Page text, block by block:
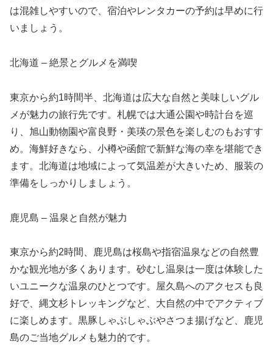
は混雑しやすいので、宿泊やレンタカーの予約は早めに行
いましょう。
北海道 – 絶景とグルメを満喫
東京から約1時間半、北海道は広大な自然と美味しいグル
メが魅力の旅行先です。札幌では大通公園や時計台を巡
り、旭山動物園や富良野・美瑛の景色を楽しむのもおすす
め。海鮮好きなら、小樽や函館で新鮮な海の幸を堪能でき
ます。北海道は地域によって気温差が大きいため、服装の
準備をしっかりしましょう。
鹿児島 – 温泉と自然が魅力
東京から約2時間、鹿児島は桜島や指宿温泉などの自然豊
かな観光地が多くあります。砂むし温泉は一度は体験した
いユニークな温泉のひとつです。屋久島へのアクセスも良
好で、縄文杉トレッキングなど、大自然の中でアクティブ
に楽しめます。黒豚しゃぶしゃぶやさつま揚げなど、鹿児
島のご当地グルメも魅力的です。